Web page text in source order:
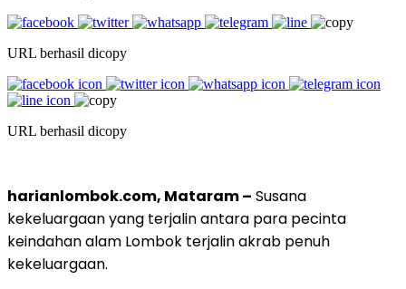
URL berhasil dicopy
URL berhasil dicopy
harianlombok.com, Mataram – Susana
kekeluargaan yang terjalin antara para pecinta
keindahan alam Lombok terjalin akrab penuh
kekeluargaan.